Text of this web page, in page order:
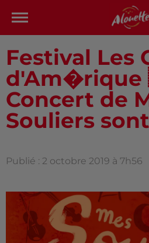
Festival Les
Concert de
Souliers
Publié : 2 octobre 2019 à 7h56